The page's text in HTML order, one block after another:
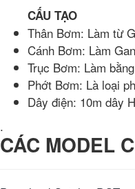
CẤU TẠO
Thân Bơm: Làm từ
Cánh Bơm: Làm
Trục Bơm: Làm
Phớt Bơm: Là loại
Dây điện: 10m dây
.
CÁC MODEL